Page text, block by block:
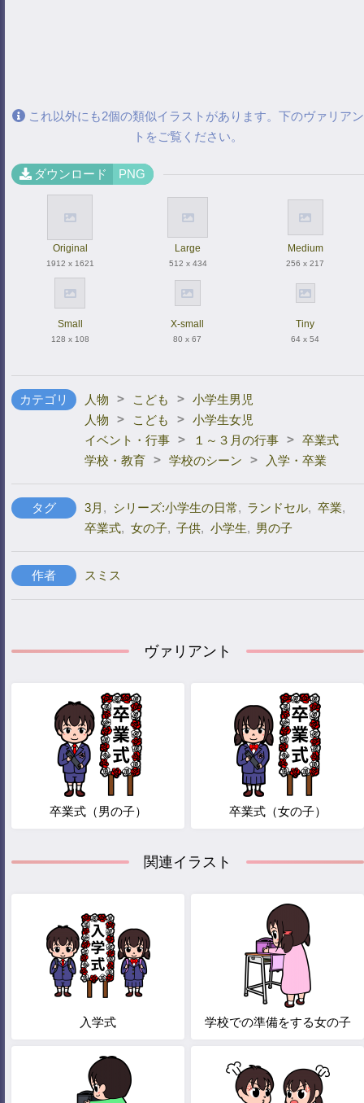
これ以外にも2個の類似イラストがあります。下のヴァリアン
トをご覧ください。
ダウンロード PNG
Original
1912 x 1621
Large
512 x 434
Medium
256 x 217
Small
128 x 108
X-small
80 x 67
Tiny
64 x 54
カテゴリ 人物 > こども > 小学生男児
人物
> こども > 小学生女児
イベント・行事 > １～３月の行事 > 卒業式
学校・教育 > 学校のシーン > 入学・卒業
タグ 3月 , シリーズ:小学生の日常, ランドセル, 卒業,
卒業式, 女の子, 子供, 小学生, 男の子
作者 スミス
ヴァリアント
卒業式（男の子） 卒業式（女の子）
関連イラスト
入学式 学校での準備をする女の子